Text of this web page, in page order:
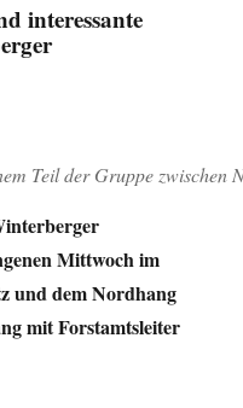
interessante
Teil der Gruppe
Mittwoch im
und dem Nordhang
mit Forstamtsleiter